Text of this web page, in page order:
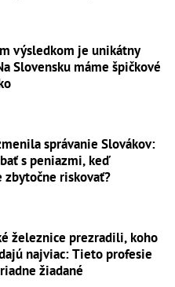
výsledkom je unikátny
Slovensku máme špičkové
správanie Slovákov:
s peniazmi, keď
zbytočne riskovať?
železnice prezradili, koho
najviac: Tieto profesie
žiadané